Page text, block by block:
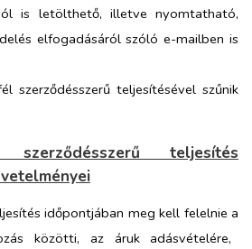
is letölthető, illetve nyomtatható,
elfogadásáról szóló e-mailben is
szerződésszerű teljesítésével szűnik
teljesítés
időpontjában meg kell felelnie a
közötti, az áruk adásvételére,